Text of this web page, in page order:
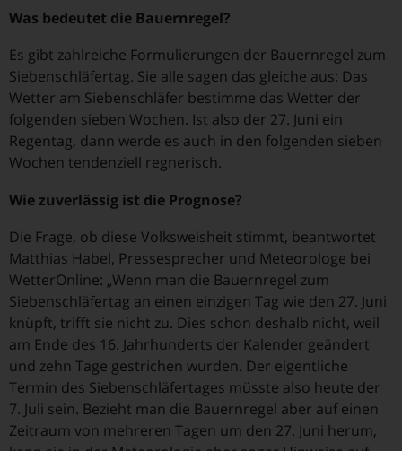
Was bedeutet die Bauernregel?
Es gibt zahlreiche Formulierungen der Bauernregel zum
Siebenschläfertag. Sie alle sagen das gleiche aus: Das
Wetter am Siebenschläfer bestimme das Wetter der
folgenden sieben Wochen. Ist also der 27. Juni ein
Regentag, dann werde es auch in den folgenden sieben
Wochen tendenziell regnerisch.
Wie zuverlässig ist die Prognose?
Die Frage, ob diese Volksweisheit stimmt, beantwortet
Matthias Habel, Pressesprecher und Meteorologe bei
WetterOnline: „Wenn man die Bauernregel zum
Siebenschläfertag an einen einzigen Tag wie den 27. Juni
knüpft, trifft sie nicht zu. Dies schon deshalb nicht, weil
am Ende des 16. Jahrhunderts der Kalender geändert
und zehn Tage gestrichen wurden. Der eigentliche
Termin des Siebenschläfertages müsste also heute der
7. Juli sein. Bezieht man die Bauernregel aber auf einen
Zeitraum von mehreren Tagen um den 27. Juni herum,